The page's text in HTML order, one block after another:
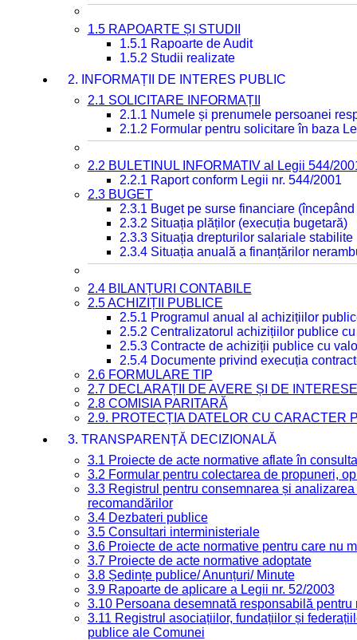
1.5 RAPOARTE ȘI STUDII
1.5.1 Rapoarte de Audit
1.5.2 Studii realizate
2. INFORMAȚII DE INTERES PUBLIC
2.1 SOLICITARE INFORMAȚII
2.1.1 Numele și prenumele persoanei
2.1.2 Formular pentru solicitare în baza
2.2 BULETINUL INFORMATIV al Legii 544/
2.2.1 Raport conform Legii nr. 544/2001
2.3 BUGET
2.3.1 Buget pe surse financiare
2.3.2 Situația plăților (execuția bugetară)
2.3.3 Situația drepturilor salariale
2.3.4 Situația anuală a finanțărilor
2.4 BILANȚURI CONTABILE
2.5 ACHIZIȚII PUBLICE
2.5.1 Programul anual al achizițiilor
2.5.2 Centralizatorul achizițiilor publice
2.5.3 Contracte de achiziții publice cu
2.5.4 Documente privind execuția
2.6 FORMULARE TIP
2.7 DECLARAȚII DE AVERE ȘI DE INTERESE
2.8 COMISIA PARITARĂ
2.9. PROTECȚIA DATELOR CU CARACTER
3. TRANSPARENȚĂ DECIZIONALĂ
3.1 Proiecte de acte normative aflate în
3.2 Formular pentru colectarea de propuneri,
3.3 Registrul pentru consemnarea și
recomandărilor
3.4 Dezbateri publice
3.5 Consultari interministeriale
3.6 Proiecte de acte normative pentru care nu
3.7 Proiecte de acte normative adoptate
3.8 Ședințe publice/ Anunțuri/ Minute
3.9 Rapoarte de aplicare a Legii nr. 52/2003
3.10 Persoana desemnată responsabilă
3.11 Registrul asociațiilor, fundațiilor și
publice ale Comunei